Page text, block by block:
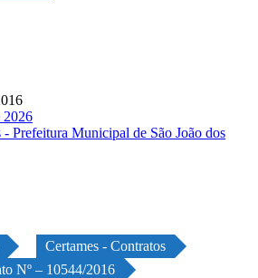
2026
Certames - Contratos
Nº – 10544/2016